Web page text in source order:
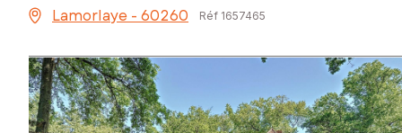
Lamorlaye - 60260 Réf 1657465